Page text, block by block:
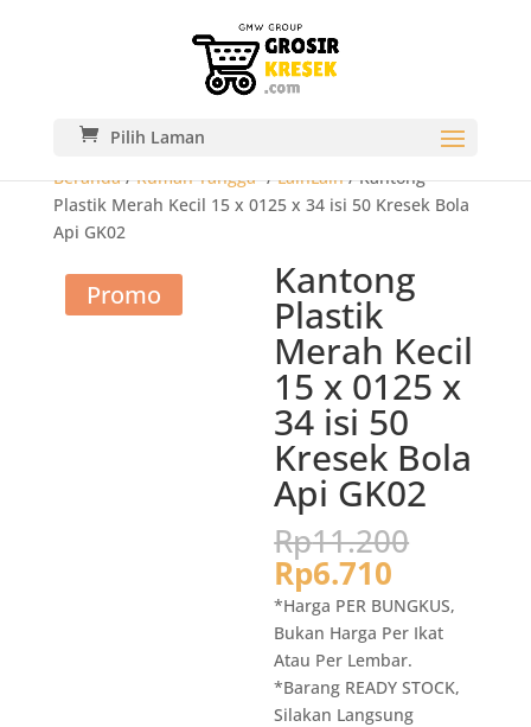
Pilih Laman
Beranda/Rumah Tangga-/LainLain/ Kantong
Plastik Merah Kecil 15 x 0125 x 34 isi 50 Kresek Bola
Api GK02
Promo Kantong
Plastik
Merah Kecil
15 x 0125 x
34 isi 50
Kresek Bola
Api GK02
Rp11.200
adalah:
Rp6.710
saat
ini
adalah:
Rp6.710.
*Harga PER BUNGKUS,
Bukan Harga Per Ikat
Atau Per Lembar.
*Barang READY STOCK,
Silakan Langsung